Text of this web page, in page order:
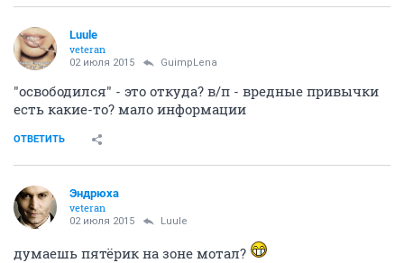
Luule
veteran
02 июля 2015 GuimpLena
"освободился" - это откуда? в/п - вредные привычки
есть какие-то? мало информации
ОТВЕТИТЬ
Эндрюха
veteran
02 июля 2015 Luule
думаешь пятёрик на зоне мотал?